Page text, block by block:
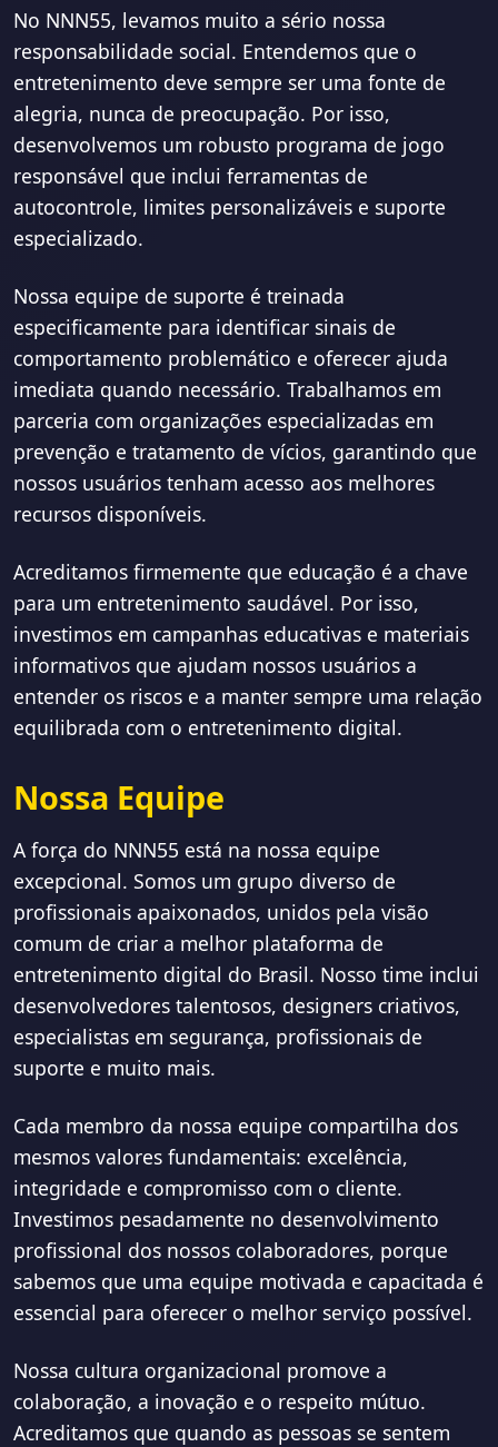
No NNN55, levamos muito a sério nossa
responsabilidade social. Entendemos que o
entretenimento deve sempre ser uma fonte de
alegria, nunca de preocupação. Por isso,
desenvolvemos um robusto programa de jogo
responsável que inclui ferramentas de
autocontrole, limites personalizáveis e suporte
especializado.
Nossa equipe de suporte é treinada
especificamente para identificar sinais de
comportamento problemático e oferecer ajuda
imediata quando necessário. Trabalhamos em
parceria com organizações especializadas em
prevenção e tratamento de vícios, garantindo que
nossos usuários tenham acesso aos melhores
recursos disponíveis.
Acreditamos firmemente que educação é a chave
para um entretenimento saudável. Por isso,
investimos em campanhas educativas e materiais
informativos que ajudam nossos usuários a
entender os riscos e a manter sempre uma relação
equilibrada com o entretenimento digital.
Nossa Equipe
A força do NNN55 está na nossa equipe
excepcional. Somos um grupo diverso de
profissionais apaixonados, unidos pela visão
comum de criar a melhor plataforma de
entretenimento digital do Brasil. Nosso time inclui
desenvolvedores talentosos, designers criativos,
especialistas em segurança, profissionais de
suporte e muito mais.
Cada membro da nossa equipe compartilha dos
mesmos valores fundamentais: excelência,
integridade e compromisso com o cliente.
Investimos pesadamente no desenvolvimento
profissional dos nossos colaboradores, porque
sabemos que uma equipe motivada e capacitada é
essencial para oferecer o melhor serviço possível.
Nossa cultura organizacional promove a
colaboração, a inovação e o respeito mútuo.
Acreditamos que quando as pessoas se sentem